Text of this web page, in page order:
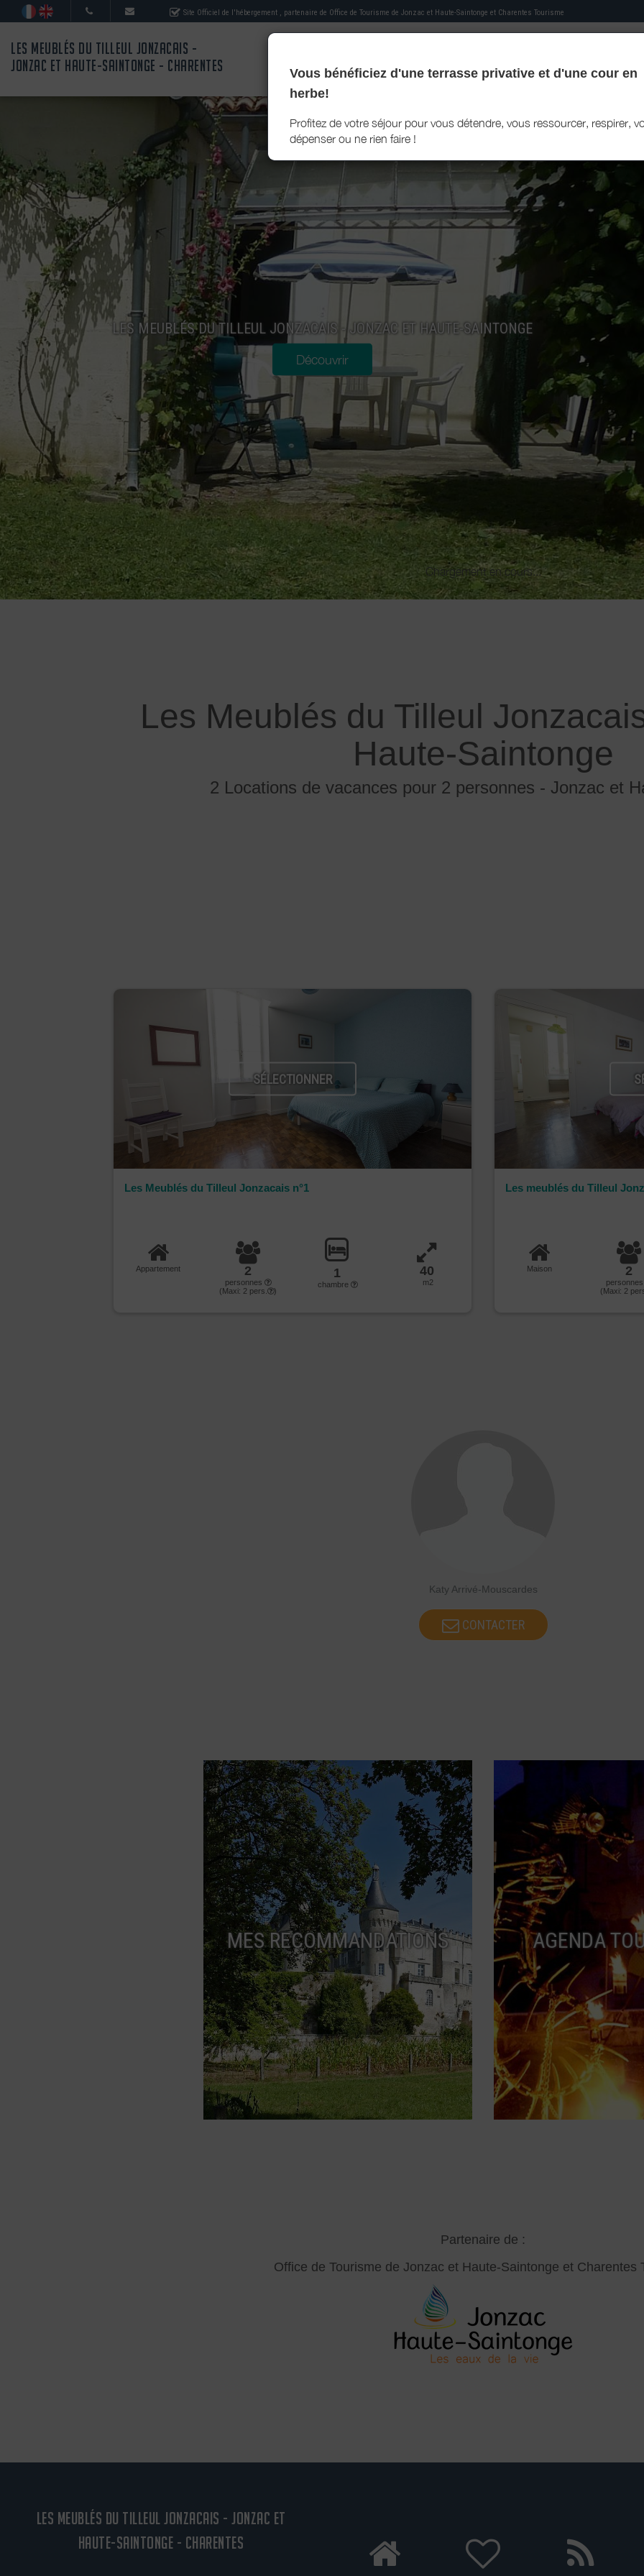
Site Officiel de l'hébergement , partenaire de Office de Tourisme de Jonzac et Haute-Saintonge et Charentes Tourisme
LES MEUBLÉS DU TILLEUL JONZACAIS -
JONZAC ET HAUTE-SAINTONGE - CHARENTES
MON HÉBERGEMENT MES RECOMMANDATIONS AGENDA TOURISTIQUE MON LIVRET
Vous bénéficiez d'une terrasse privative et d'une cour en
herbe!
Profitez de votre séjour pour vous détendre, vous ressourcer, respirer,
dépenser ou ne rien faire !
LES MEUBLÉS DU TILLEUL JONZACAIS - JONZAC ET HAUTE-SAINTONGE
Découvrir
Chargement en cours...
Les Meublés du Tilleul
Haute-Saintonge
2 Locations de vacances pour 2 personnes - Jonzac et
SÉLECTIONNER
Les Meublés du Tilleul Jonzacais n°1
Appartement 2
personnes
(Maxi: 2 pers. )
1
chambre
40
m2
Les meublés du Tilleul
Maison 2
(Maxi: 2
Katy Arrivé-Mouscardes
CONTACTER
MES RECOMMANDATIONS AGENDA
Partenaire de :
Office de Tourisme de Jonzac et Haute-Saintonge et Charentes
LES MEUBLÉS DU TILLEUL JONZACAIS - JONZAC ET
HAUTE-SAINTONGE - CHARENTES